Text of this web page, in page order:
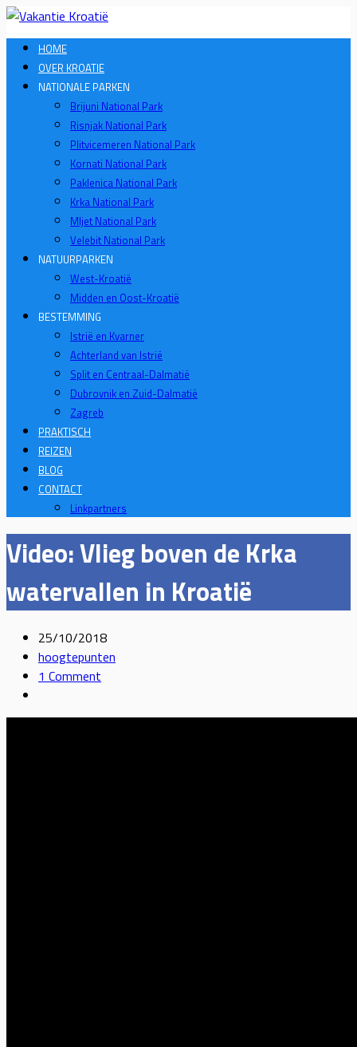
HOME
OVER KROATIE
NATIONALE PARKEN
Brijuni National Park
Risnjak National Park
Plitvicemeren National Park
Kornati National Park
Paklenica National Park
Krka National Park
Mljet National Park
Velebit National Park
NATUURPARKEN
West-Kroatië
Midden en Oost-Kroatië
BESTEMMING
Istrië en Kvarner
Achterland van Istrië
Split en Centraal-Dalmatië
Dubrovnik en Zuid-Dalmatië
Zagreb
PRAKTISCH
REIZEN
BLOG
CONTACT
Linkpartners
Video: Vlieg boven de Krka
watervallen in Kroatië
25/10/2018
hoogtepunten
1 Comment